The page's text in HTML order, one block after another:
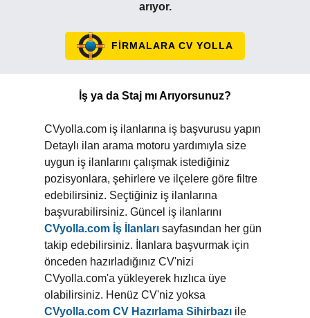
arıyor.
FİRMALARA CV YOLLA
İş ya da Staj mı Arıyorsunuz?
CVyolla.com iş ilanlarına iş başvurusu yapın
Detaylı ilan arama motoru yardımıyla size
uygun iş ilanlarını çalışmak istediğiniz
pozisyonlara, şehirlere ve ilçelere göre filtre
edebilirsiniz. Seçtiğiniz iş ilanlarına
başvurabilirsiniz. Güncel iş ilanlarını
CVyolla.com İş İlanları sayfasından her gün
takip edebilirsiniz. İlanlara başvurmak için
önceden hazırladığınız CV'nizi
CVyolla.com'a yükleyerek hızlıca üye
olabilirsiniz. Henüz CV'niz yoksa
CVyolla.com CV Hazırlama Sihirbazı ile